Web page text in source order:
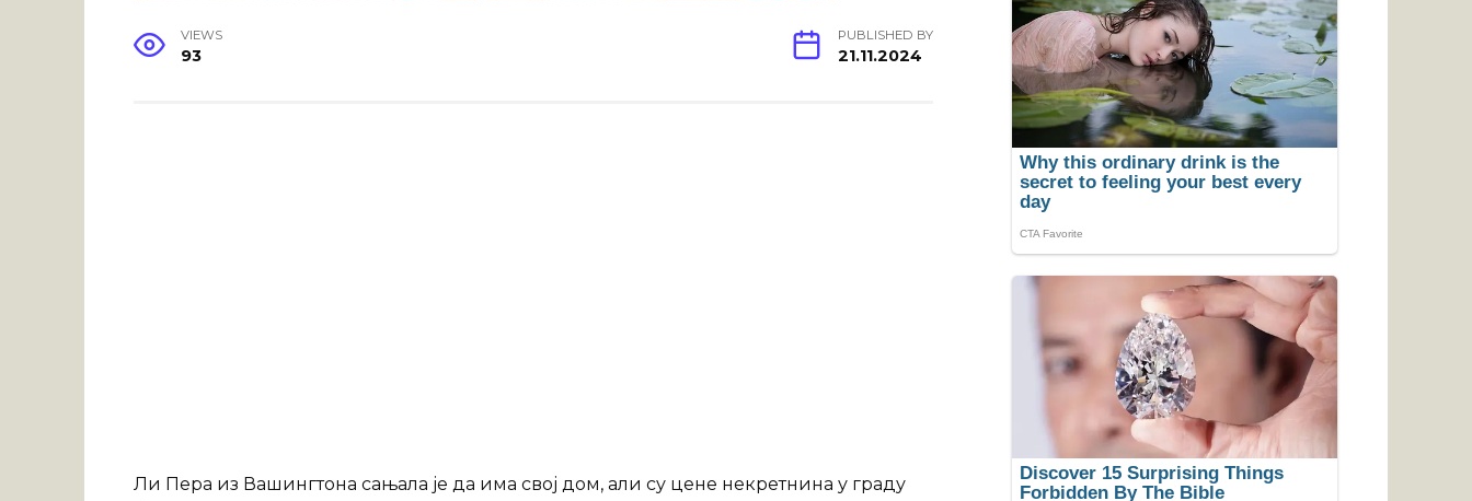
VIEWS
93
PUBLISHED BY
21.11.2024
Ли Пера из Вашингтона сањала је да има свој дом, али су цене некретнина у граду